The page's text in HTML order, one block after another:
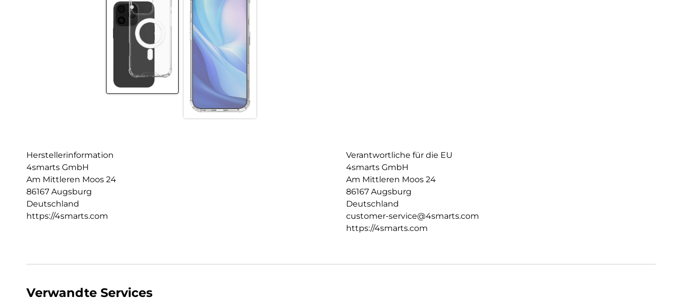
Herstellerinformation
4smarts GmbH
Am Mittleren Moos 24
86167 Augsburg
Deutschland
https://4smarts.com
Verantwortliche für die EU
4smarts GmbH
Am Mittleren Moos 24
86167 Augsburg
Deutschland
customer-service@4smarts.com
https://4smarts.com
Verwandte Services